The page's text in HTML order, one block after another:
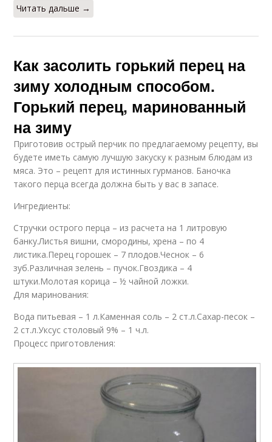
Читать дальше →
Как засолить горький перец на
зиму холодным способом.
Горький перец, маринованный
на зиму
Приготовив острый перчик по предлагаемому рецепту, вы
будете иметь самую лучшую закуску к разным блюдам из
мяса. Это – рецепт для истинных гурманов. Баночка
такого перца всегда должна быть у вас в запасе.
Ингредиенты:
Стручки острого перца – из расчета на 1 литровую
банку.Листья вишни, смородины, хрена – по 4
листика.Перец горошек – 7 плодов.Чеснок – 6
зуб.Различная зелень – пучок.Гвоздика – 4
штуки.Молотая корица – ½ чайной ложки.
Для маринования:
Вода питьевая – 1 л.Каменная соль – 2 ст.л.Сахар-песок –
2 ст.л.Уксус столовый 9% – 1 ч.л.
Процесс приготовления: